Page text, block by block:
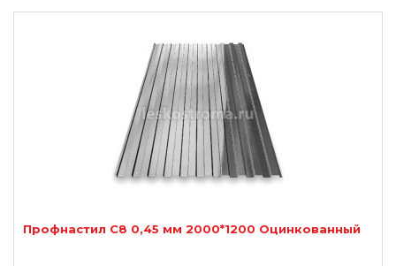
Профнастил С8 0,45 мм 2000*1200 Оцинкованный